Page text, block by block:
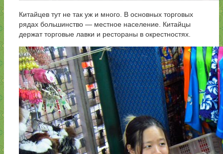
Китайцев тут не так уж и много. В основных торговых
рядах большинство — местное население. Китайцы
держат торговые лавки и рестораны в окрестностях.